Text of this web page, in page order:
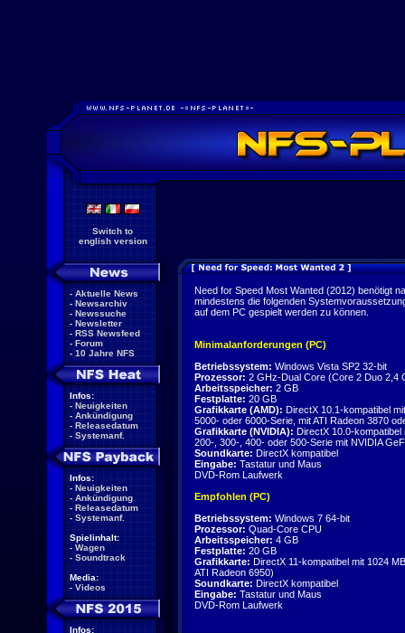
Switch to
english version
- Aktuelle News
- Newsarchiv
- Newssuche
- Newsletter
- RSS Newsfeed
- Forum
- 10 Jahre NFS
Infos:
- Neuigkeiten
- Ankündigung
- Releasedatum
- Systemanf.
Infos:
- Neuigkeiten
- Ankündigung
- Releasedatum
- Systemanf.
Spielinhalt:
- Wagen
- Soundtrack
Media:
- Videos
Infos:
Need for Speed Most Wanted (2012) benötigt
mindestens die folgenden
auf dem PC gespielt werden zu können.
Minimalanforderungen (PC)
Betriebssystem: Windows Vista SP2 32-bit
Prozessor: 2 GHz-Dual Core (Core 2 Duo 2,4
Arbeitsspeicher: 2 GB
Festplatte: 20 GB
Grafikkarte (AMD): DirectX 10.1-kompatibel
5000- oder 6000-Serie, mit ATI Radeon 3870
Grafikkarte (NVIDIA): DirectX 10.0-
200-, 300-, 400- oder 500-Serie mit NVIDIA
Soundkarte: DirectX kompatibel
Eingabe: Tastatur und Maus
DVD-Rom Laufwerk
Empfohlen (PC)
Betriebssystem: Windows 7 64-bit
Prozessor: Quad-Core CPU
Arbeitsspeicher: 4 GB
Festplatte: 20 GB
Grafikkarte: DirectX 11-kompatibel mit 1024
ATI Radeon 6950)
Soundkarte: DirectX kompatibel
Eingabe: Tastatur und Maus
DVD-Rom Laufwerk